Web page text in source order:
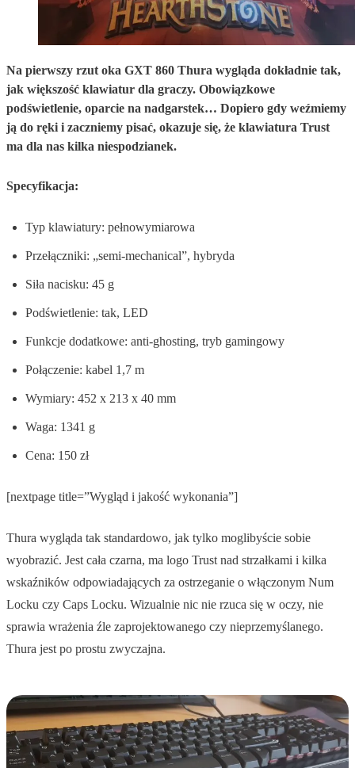
Na pierwszy rzut oka GXT 860 Thura wygląda dokładnie tak,
jak większość klawiatur dla graczy. Obowiązkowe
podświetlenie, oparcie na nadgarstek… Dopiero gdy weźmiemy
ją do ręki i zaczniemy pisać, okazuje się, że klawiatura Trust
ma dla nas kilka niespodzianek.
Specyfikacja:
Typ klawiatury: pełnowymiarowa
Przełączniki: „semi-mechanical”, hybryda
Siła nacisku: 45 g
Podświetlenie: tak, LED
Funkcje dodatkowe: anti-ghosting, tryb gamingowy
Połączenie: kabel 1,7 m
Wymiary: 452 x 213 x 40 mm
Waga: 1341 g
Cena: 150 zł
[nextpage title=”Wygląd i jakość wykonania”]
Thura wygląda tak standardowo, jak tylko moglibyście sobie
wyobrazić. Jest cała czarna, ma logo Trust nad strzałkami i kilka
wskaźników odpowiadających za ostrzeganie o włączonym Num
Locku czy Caps Locku. Wizualnie nic nie rzuca się w oczy, nie
sprawia wrażenia źle zaprojektowanego czy nieprzemyślanego.
Thura jest po prostu zwyczajna.